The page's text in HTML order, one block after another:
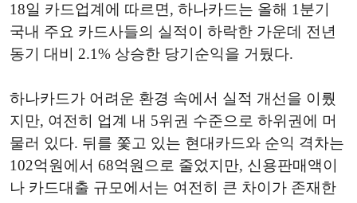
18일 카드업계에 따르면, 하나카드는 올해 1분기
국내 주요 카드사들의 실적이 하락한 가운데 전년
동기 대비 2.1% 상승한 당기순익을 거뒀다.
하나카드가 어려운 환경 속에서 실적 개선을 이뤘
지만, 여전히 업계 내 5위권 수준으로 하위권에 머
물러 있다. 뒤를 쫓고 있는 현대카드와 순익 격차는
102억원에서 68억원으로 줄었지만, 신용판매액이
나 카드대출 규모에서는 여전히 큰 차이가 존재한